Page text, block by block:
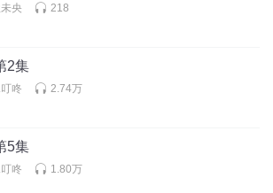
央 218
2集
咚 2.74万
5集
咚 1.80万